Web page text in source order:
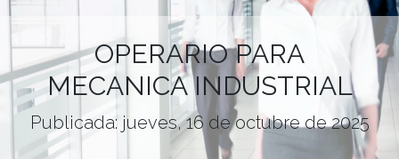
OPERARIO PARA
MECANICA INDUSTRIAL
Publicada: jueves, 16 de octubre de 2025